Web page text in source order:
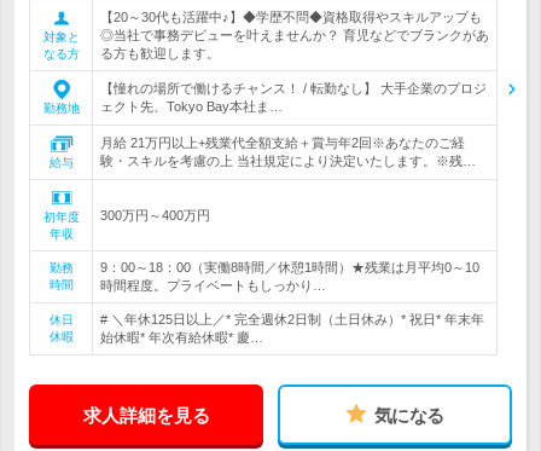
対象と
なる方
【20～30代も活躍中♪】◆学歴不問◆資格取得やスキルアップも
◎当社で事務デビューを叶えませんか？ 育児などでブランクがあ
る方も歓迎します。
勤務地
【憧れの場所で働けるチャンス！ / 転勤なし】 大手企業のプロジ
ェクト先、Tokyo Bay本社ま…
給与
月給 21万円以上+残業代全額支給＋賞与年2回※あなたのご経
験・スキルを考慮の上 当社規定により決定いたします。※残…
初年度
年収
300万円～400万円
勤務
時間
9：00～18：00（実働8時間／休憩1時間）★残業は月平均0～10
時間程度。プライベートもしっかり…
休日
休暇
# ＼年休125日以上／* 完全週休2日制（土日休み）* 祝日* 年末年
始休暇* 年次有給休暇* 慶…
求人詳細を見る 気になる